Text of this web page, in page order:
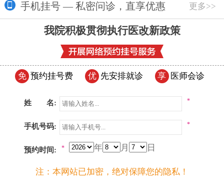
手机挂号 — 私密问诊，直享优惠 更多>>
我院积极贯彻执行医改新政策
免 预约挂号费 优 先安排就诊 享 医师会诊
姓 名: *
手机号码: *
预约时间: 年 月 日
*
注：本网站已加密，绝对保障您的隐私！